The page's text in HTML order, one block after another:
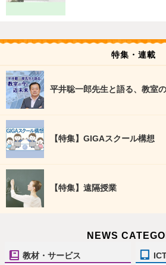
特集・連載
平井聡一郎先生と語る、教室
【特集】GIGAスクール構想
【特集】遠隔授業
NEWS
教材・サービス